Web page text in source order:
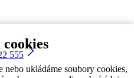
nebo ukládáme soubory cookies,
555